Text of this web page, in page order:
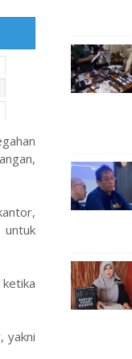
untuk
yakni